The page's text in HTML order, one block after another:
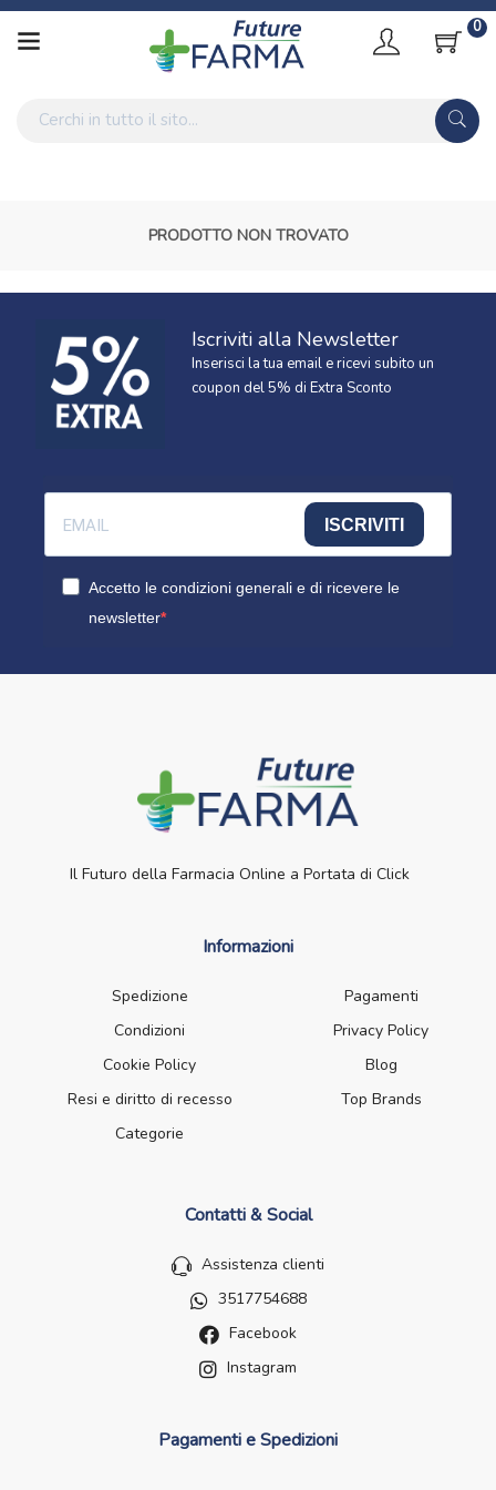
0
PRODOTTO NON TROVATO
Iscriviti alla Newsletter
Inserisci la tua email e ricevi subito un
coupon del 5% di Extra Sconto
ISCRIVITI
Accetto le condizioni generali e di ricevere le
newsletter
Il Futuro della Farmacia Online a Portata di Click
Informazioni
Spedizione
Pagamenti
Condizioni
Privacy Policy
Cookie Policy
Blog
Resi e diritto di recesso
Top Brands
Categorie
Contatti & Social
Assistenza clienti
3517754688
Facebook
Instagram
Pagamenti e Spedizioni